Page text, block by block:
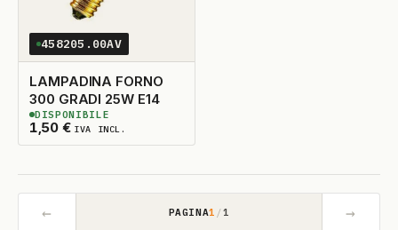
458205.00AV
LAMPADINA FORNO
300 GRADI 25W E14
1,50 € IVA INCL.
5DISPONIBILI
DISPONIBILE
← PAGINA1 /1 →